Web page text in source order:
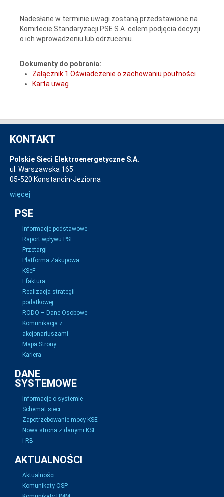
Nadesłane w terminie uwagi zostaną przedstawione na
Komitecie Standaryzacji PSE S.A. celem podjęcia decyzji
o ich wprowadzeniu lub odrzuceniu.
Dokumenty do pobrania:
Załącznik 1 Oświadczenie o zachowaniu poufności
Karta uwag
KONTAKT
Polskie Sieci Elektroenergetyczne S.A.
ul. Warszawska 165
05-520 Konstancin-Jeziorna
więcej
PSE
Informacje podstawowe
Raport wpływu PSE
Przetargi
Platforma Zakupowa
KSeF
Efaktura
Realizacja strategii
podatkowej
RODO – Dane Osobowe
Komunikacja z
akcjonariuszami
Mapa Strony
Kariera
DANE
SYSTEMOWE
Informacje o systemie
Schemat sieci
Zapotrzebowanie mocy KSE
Nowa strona z danymi KSE
i RB
AKTUALNOŚCI
Aktualności
Komunikaty OSP